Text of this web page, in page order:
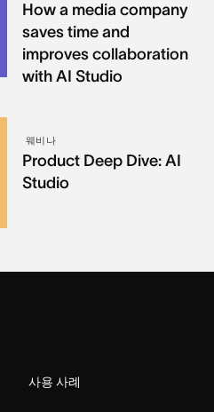
How a media company
saves time and
improves collaboration
with AI Studio
웨비나
Product Deep Dive: AI
Studio
사용 사례